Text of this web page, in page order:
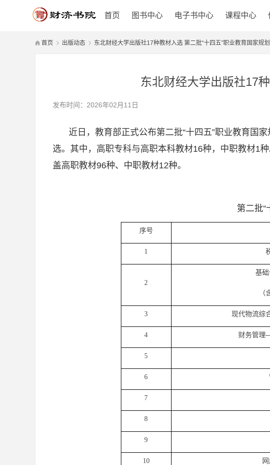
首页 图书中心 电子书中心 课程中心
首页 出版动态 东北财经大学出版社17种教材入选 第二批“十四五”职业教育国家规
东北财经大学出版社17
发布时间：2026年02月11日
近日，教育部正式公布第二批“十四五”职业教育国
选。其中，高职专科与高职本科教材16种，中职教材1
盖高职教材96种、中职教材12种。
第二批“
序号
1
2
基
3 现代物流综
4 财务管理
5
6
7
8
9
10